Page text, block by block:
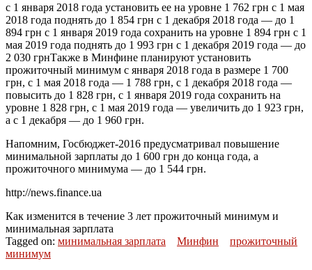
с 1 января 2018 года установить ее на уровне 1 762 грн с 1 мая
2018 года поднять до 1 854 грн с 1 декабря 2018 года — до 1
894 грн с 1 января 2019 года сохранить на уровне 1 894 грн с 1
мая 2019 года поднять до 1 993 грн с 1 декабря 2019 года — до
2 030 грнТакже в Минфине планируют установить
прожиточный минимум с января 2018 года в размере 1 700
грн, с 1 мая 2018 года — 1 788 грн, с 1 декабря 2018 года —
повысить до 1 828 грн, с 1 января 2019 года сохранить на
уровне 1 828 грн, с 1 мая 2019 года — увеличить до 1 923 грн,
а с 1 декабря — до 1 960 грн.
Напомним, Госбюджет-2016 предусматривал повышение
минимальной зарплаты до 1 600 грн до конца года, а
прожиточного минимума — до 1 544 грн.
http://news.finance.ua
Как изменится в течение 3 лет прожиточный минимум и
минимальная зарплата
Tagged on: минимальная зарплата Минфин
прожиточный
минимум